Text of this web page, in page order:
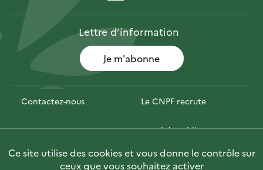
Lettred’information
Je m'abonne
Contactez-nous Le CNPF recrute
Espace presse Marchés publics
PhotoFor Briefly in English
Ce site utilise des cookies et vous donne le contrôle sur
ceux que vous souhaitez activer